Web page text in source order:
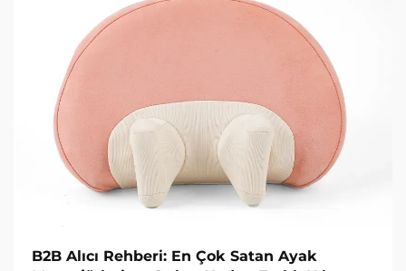
B2B Alıcı Rehberi: En Çok Satan Ayak